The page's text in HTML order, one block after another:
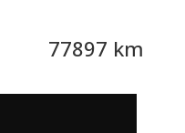
77897 km